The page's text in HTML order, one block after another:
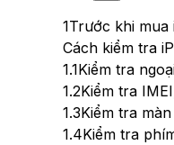
1Trước khi mua
Cách kiểm tra
1.1Kiểm tra
1.2Kiểm tra
1.3Kiểm tra
1.4Kiểm tra